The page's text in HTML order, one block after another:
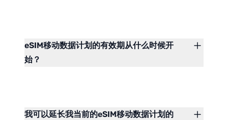
eSIM移动数据计划的有效期从什么时候开
始？
我可以延长我当前的eSIM移动数据计划的